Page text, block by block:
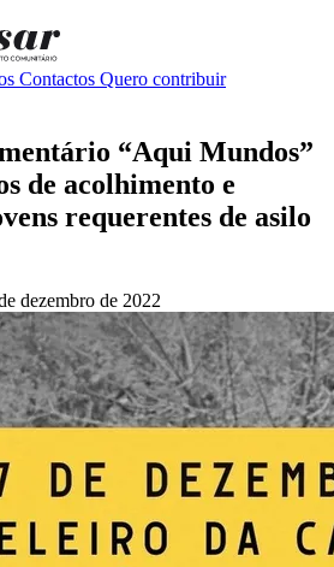
Contactos Quero contribuir
“Aqui Mundos”
de acolhimento e
requerentes de asilo
dezembro de 2022